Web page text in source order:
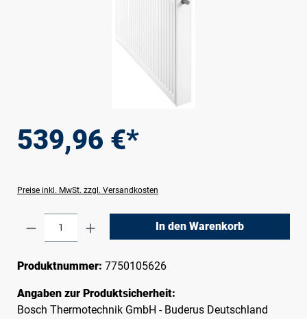
539,96 €*
Preise inkl. MwSt. zzgl. Versandkosten
Produkt Anzahl: Gib den gewünschten
In den Warenkorb
Produktnummer: 7750105626
Angaben zur Produktsicherheit:
Bosch Thermotechnik GmbH - Buderus Deutschland